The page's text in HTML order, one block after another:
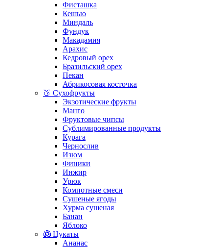
Фисташка
Кешью
Миндаль
Фундук
Макадамия
Арахис
Кедровый орех
Бразильский орех
Пекан
Абрикосовая косточка
🍑 Сухофрукты
Экзотические фрукты
Манго
Фруктовые чипсы
Сублимированные продукты
Курага
Чернослив
Изюм
Финики
Инжир
Урюк
Компотные смеси
Сушеные ягоды
Хурма сушеная
Банан
Яблоко
🥝 Цукаты
Ананас